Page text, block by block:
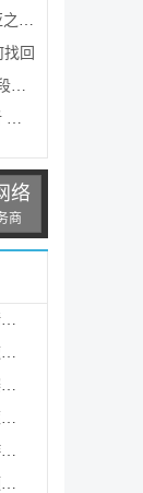
推
回
络
商
洛克王国世界异色精灵怎么刷 异色精灵高效刷取指南
洛克王国世界新手如何上手 新手快速入门教学
洛克王国世界赛季限定精灵怎么刷 赛季限定奇遇精灵刷
洛克王国世界如何孵蛋更高效 孵蛋策略分享
洛克王国世界自爆流怎么玩 自爆流游玩心得
洛克王国世界领地战用什么阵容好 领地战速通阵容推荐